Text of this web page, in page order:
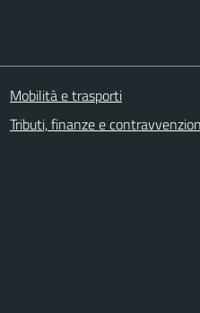
Mobilità e trasporti
Tributi, finanze e